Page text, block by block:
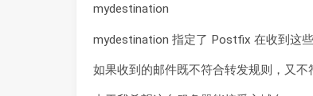
mydestination
mydestination 指定了 Postfix 在收到这
如果收到的邮件既不符合转发规则，又不